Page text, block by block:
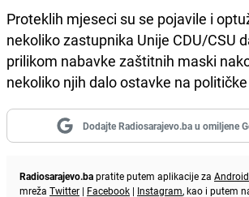
Proteklih mjeseci su se pojavile i
nekoliko zastupnika Unije CDU/CSU
prilikom nabavke zaštitnih maski
nekoliko njih dalo ostavke na
Dodajte Radiosarajevo.ba u omiljene
Radiosarajevo.bapratite putem aplikacije za Android
mreža Twitter | Facebook | Instagram, kao i putem